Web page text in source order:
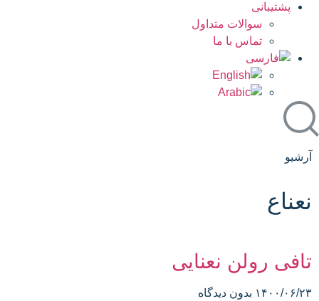
پشتیبانی
سوالات متداول
تماس با ما
آرشیو
نعناع
تافی رولن نعنایی
۱۴۰۰/۰۶/۲۳ بدون دیدگاه